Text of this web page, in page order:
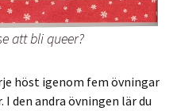
att bli queer?
höst igenom fem övningar
den andra övningen lär du